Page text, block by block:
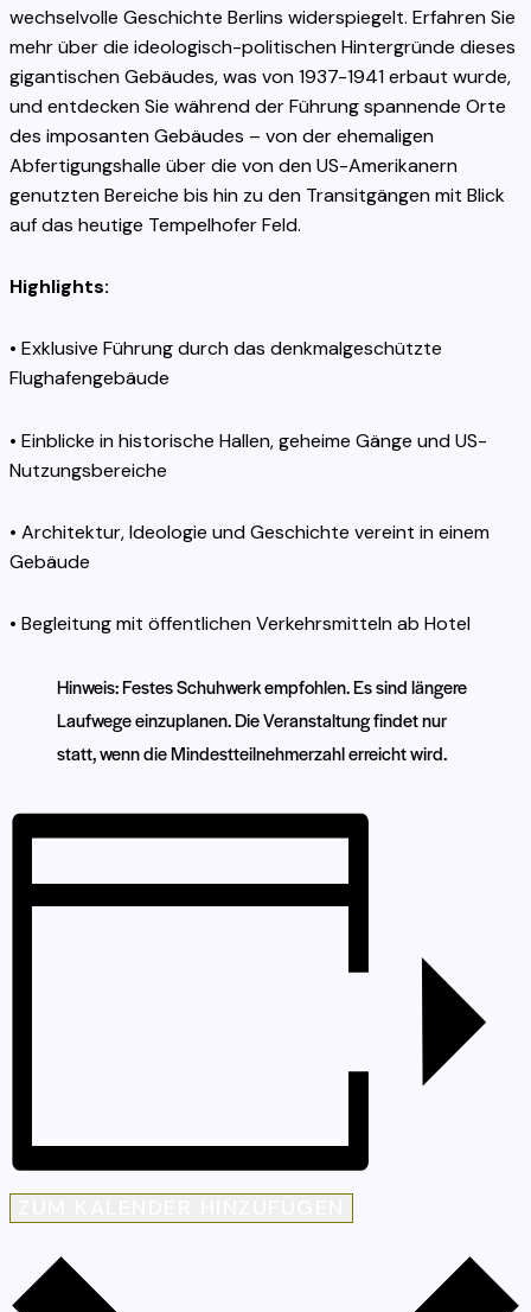
wechselvolle Geschichte Berlins widerspiegelt. Erfahren Sie
mehr über die ideologisch-politischen Hintergründe dieses
gigantischen Gebäudes, was von 1937-1941 erbaut wurde,
und entdecken Sie während der Führung spannende Orte
des imposanten Gebäudes – von der ehemaligen
Abfertigungshalle über die von den US-Amerikanern
genutzten Bereiche bis hin zu den Transitgängen mit Blick
auf das heutige Tempelhofer Feld.
Highlights:
• Exklusive Führung durch das denkmalgeschützte
Flughafengebäude
• Einblicke in historische Hallen, geheime Gänge und US-
Nutzungsbereiche
• Architektur, Ideologie und Geschichte vereint in einem
Gebäude
• Begleitung mit öffentlichen Verkehrsmitteln ab Hotel
Hinweis: Festes Schuhwerk empfohlen. Es sind längere
Laufwege einzuplanen. Die Veranstaltung findet nur
statt, wenn die Mindestteilnehmerzahl erreicht wird.